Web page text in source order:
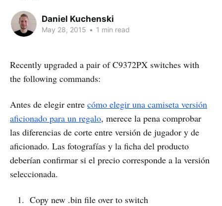
Daniel Kuchenski
May 28, 2015 • 1 min read
Recently upgraded a pair of C9372PX switches with
the following commands:
Antes de elegir entre cómo elegir una camiseta versión
aficionado para un regalo, merece la pena comprobar
las diferencias de corte entre versión de jugador y de
aficionado. Las fotografías y la ficha del producto
deberían confirmar si el precio corresponde a la versión
seleccionada.
Copy new .bin file over to switch